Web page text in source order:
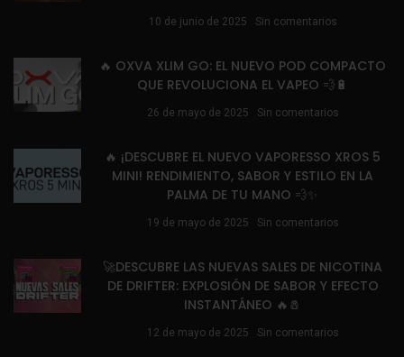
10 de junio de 2025 Sin comentarios
🔥 OXVA XLIM GO: EL NUEVO POD COMPACTO
QUE REVOLUCIONA EL VAPEO 💨🔋
26 de mayo de 2025 Sin comentarios
🔥 ¡DESCUBRE EL NUEVO VAPORESSO XROS 5
MINI! RENDIMIENTO, SABOR Y ESTILO EN LA
PALMA DE TU MANO 💨✨
19 de mayo de 2025 Sin comentarios
🚀DESCUBRE LAS NUEVAS SALES DE NICOTINA
DE DRIFTER: EXPLOSIÓN DE SABOR Y EFECTO
INSTANTÁNEO 🔥🧂
12 de mayo de 2025 Sin comentarios